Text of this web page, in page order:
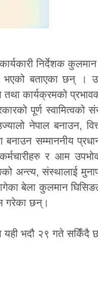
कार्यकारी निर्देशक
भएको बताएका छन् ।
तथा कार्यक्रमको
पूर्ण
नेपाल बनाउन,
बनाउन सम्माननीय
र आम
अन्त्य, संस्थालाई
बेला कुलमान
गरेका छन्।
यही भदौ २९ गते सकिँदै